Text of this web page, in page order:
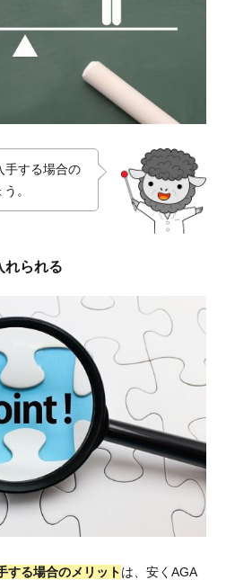
手する場合の
。
れられる
する場合のメリットは、安くAGA